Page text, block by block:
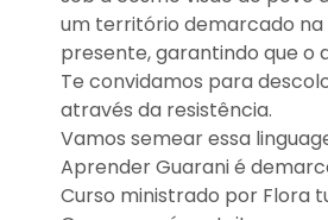
um território demarcado
presente, garantindo que o
Te convidamos para
através da resistência.
Vamos semear essa
Aprender Guarani é
Curso ministrado por Flora